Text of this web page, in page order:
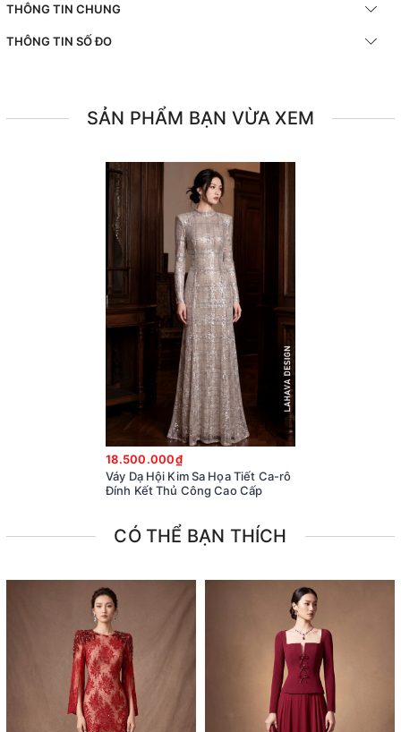
THÔNG TIN CHUNG
THÔNG TIN SỐ ĐO
SẢN PHẨM BẠN VỪA XEM
18.500.000₫
Váy Dạ Hội Kim Sa Họa Tiết Ca-rô
Đính Kết Thủ Công Cao Cấp
CÓ THỂ BẠN THÍCH